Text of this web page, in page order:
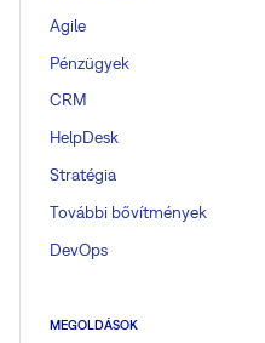
Agile
Pénzügyek
CRM
HelpDesk
Stratégia
További bővítmények
DevOps
MEGOLDÁSOK